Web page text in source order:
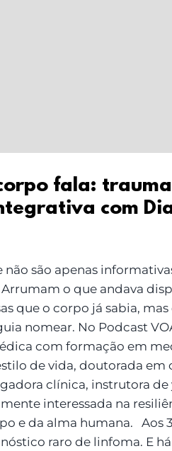
fala:
com
não são apenas
o que andava
que o corpo já sabia, mas
nomear. No Podcast
com formação em
de vida, doutorada em
clínica, instrutora de
interessada na
e da alma humana. Aos
raro de linfoma. E